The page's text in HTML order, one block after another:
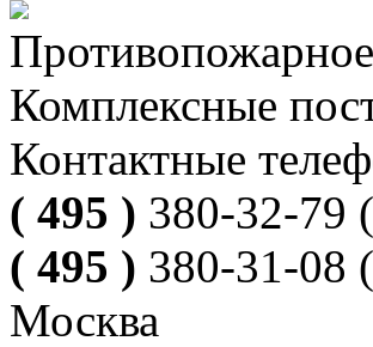
Комплексные
Контактные
( 495 ) 380-32-79
( 495 ) 380-31-08
Москва